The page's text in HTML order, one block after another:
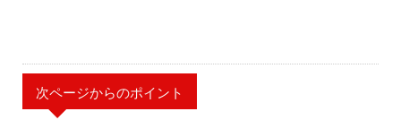
次ページからのポイント